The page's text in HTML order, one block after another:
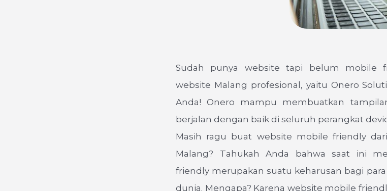
Sudah punya website tapi belum mobile
website Malang profesional, yaitu Onero
Anda! Onero mampu membuatkan
berjalan dengan baik di seluruh perangkat
Masih ragu buat website mobile friendly
Malang? Tahukah Anda bahwa saat ini
friendly merupakan suatu keharusan bagi
dunia. Mengapa? Karena website mobile